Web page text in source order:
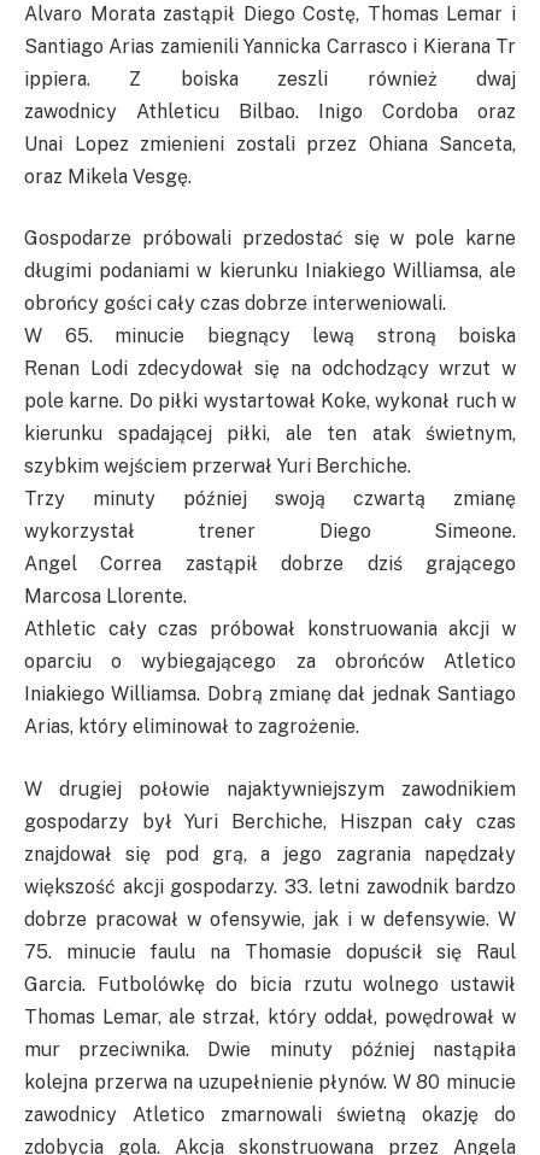
Alvaro Moratazastąpił DiegoCostę, Thomas Lemar i
Santiago Arias zamieniliYannicka Carrasco i Kierana Tr
ippiera. Z boiska zeszli również dwaj
zawodnicy Athleticu Bilbao. Inigo Cordoba oraz
Unai Lopez zmienieni zostali przez Ohiana Sanceta,
oraz Mikela Vesgę.
Gospodarze próbowali przedostać się w pole karne
długimi podaniami w kierunku
Iniakiego Williamsa, ale
obrońcy gości cały czas dobrze interweniowali.
W 65. minucie biegnący lewą stroną boiska
Renan
Lodizdecydował się na odchodzący wrzut w
pole karne. Do piłki wystartował Koke, wykonał ruch w
kierunku spadającej piłki, ale ten atak świetnym,
szybkim wejściem przerwał Yuri Berchiche.
Trzy minuty później swoją czwartą zmianę
wykorzystał trener Diego Simeone.
AngelCorrea zastąpił dobrze dziś grającego
Marcosa Llorente.
Athletic cały czas próbował konstruowania akcji w
oparciu o wybiegającego za obrońców Atletico
Iniakiego Williamsa. Dobrą zmianę dał jednak Santiago
Arias, który eliminował to zagrożenie.
W drugiej połowie najaktywniejszym zawodnikiem
gospodarzy byłYuri Berchiche, Hiszpan cały czas
znajdował się pod grą, a jego zagrania napędzały
większość akcji gospodarzy. 33. letni zawodnik bardzo
dobrze pracował w ofensywie, jak i w defensywie. W
75. minucie faulu na Thomasie dopuścił się Raul
Garcia. Futbolówkę do bicia rzutu wolnego ustawił
Thomas Lemar, ale strzał, który oddał, powędrował w
mur przeciwnika. Dwie minuty później nastąpiła
kolejna przerwa na uzupełnienie płynów. W 80 minucie
zawodnicy Atletico zmarnowali świetną okazję do
zdobycia gola. Akcja skonstruowana przez Angela